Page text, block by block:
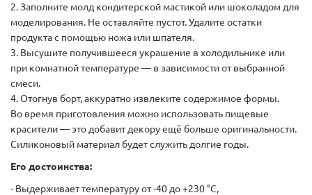
2. Заполните молд кондитерской мастикой или шоколадом для
моделирования. Не оставляйте пустот. Удалите остатки
продукта с помощью ножа или шпателя.
3. Высушите получившееся украшение в холодильнике или
при комнатной температуре — в зависимости от выбранной
смеси.
4. Отогнув борт, аккуратно извлеките содержимое формы.
Во время приготовления можно использовать пищевые
красители — это добавит декору ещё больше оригинальности.
Силиконовый материал будет служить долгие годы.
Его достоинства:
- Выдерживает температуру от -40 до +230 °C,